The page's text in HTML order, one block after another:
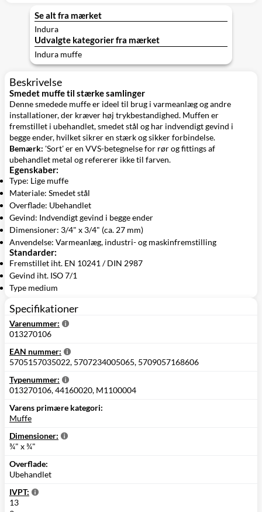
Se alt fra mærket
Indura
Udvalgte kategorier fra mærket
Indura muffe
Beskrivelse
Smedet muffe til stærke samlinger
Denne smedede muffe er ideel til brug i varmeanlæg og andre
installationer, der kræver høj trykbestandighed. Muffen er
fremstillet i ubehandlet, smedet stål og har indvendigt gevind i
begge ender, hvilket sikrer en stærk og sikker forbindelse.
Bemærk: 'Sort' er en VVS-betegnelse for rør og fittings af
ubehandlet metal og refererer ikke til farven.
Egenskaber:
Type: Lige muffe
Materiale: Smedet stål
Overflade: Ubehandlet
Gevind: Indvendigt gevind i begge ender
Dimensioner: 3/4" x 3/4" (ca. 27 mm)
Anvendelse: Varmeanlæg, industri- og maskinfremstilling
Standarder:
Fremstillet iht. EN 10241 / DIN 2987
Gevind iht. ISO 7/1
Type medium
Specifikationer
Varenummer:
013270106
EAN nummer:
5705157035022, 5707234005065, 5709057168606
Typenummer:
013270106, 44160020, M1100004
Varens primære kategori:
Muffe
Dimensioner:
¾" x ¾"
Overflade:
Ubehandlet
IVPT:
13